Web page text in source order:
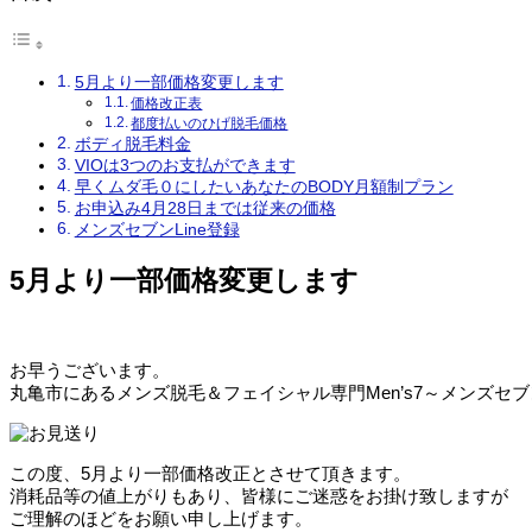
5月より一部価格変更します
価格改正表
都度払いのひげ脱毛価格
ボディ脱毛料金
VIOは3つのお支払ができます
早くムダ毛０にしたいあなたのBODY月額制プラン
お申込み4月28日までは従来の価格
メンズセブンLine登録
5月より一部価格変更します
お早うございます。
丸亀市にあるメンズ脱毛＆フェイシャル専門Men’s7～メンズセブ
この度、5月より一部価格改正とさせて頂きます。
消耗品等の値上がりもあり、皆様にご迷惑をお掛け致しますが
ご理解のほどをお願い申し上げます。